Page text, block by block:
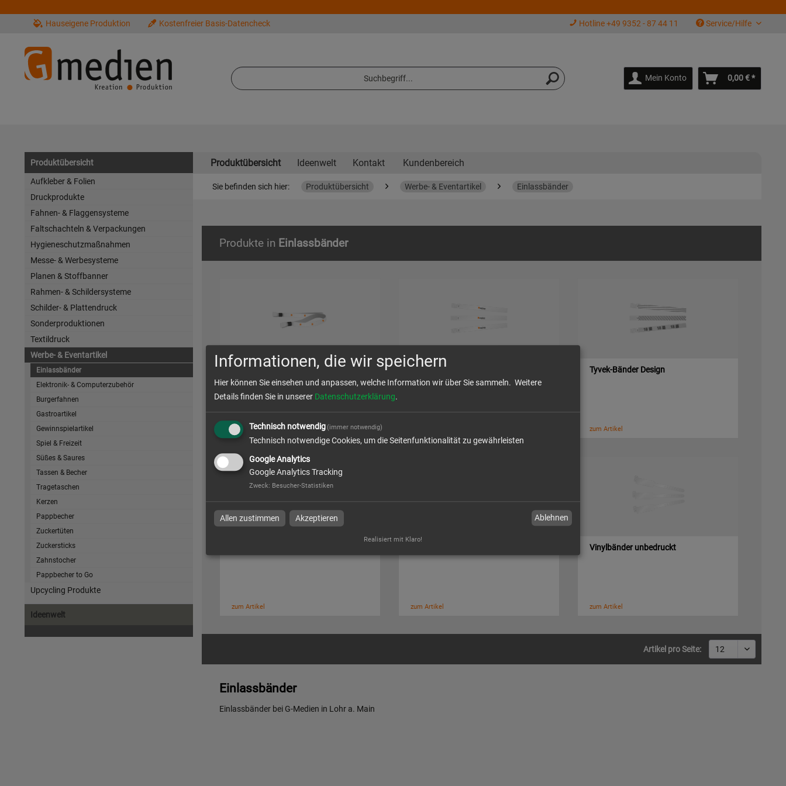
Hauseigene Produktion Kostenfreier Basis-Datencheck Hotline +49 9352 - 87 44 11 Service/Hilfe
Mein Konto 0,00 € *
Produktübersicht
Aufkleber & Folien
Druckprodukte
Fahnen- & Flaggensysteme
Faltschachteln & Verpackungen
Hygieneschutzmaßnahmen
Messe- & Werbesysteme
Planen & Stoffbanner
Rahmen- & Schildersysteme
Schilder- & Plattendruck
Sonderproduktionen
Textildruck
Werbe- & Eventartikel
Einlassbänder
Elektronik- & Computerzubehör
Burgerfahnen
Gastroartikel
Gewinnspielartikel
Spiel & Freizeit
Süßes & Saures
Tassen & Becher
Tragetaschen
Kerzen
Pappbecher
Zuckertüten
Zuckersticks
Zahnstocher
Pappbecher to Go
Upcycling Produkte
Ideenwelt
Produktübersicht Ideenwelt Kontakt Kundenbereich
Sie befinden sich hier: Produktübersicht Werbe- & Eventartikel Einlassbänder
Produkte in Einlassbänder
Stoffeinlassbänder
zum Artikel
Tyvek-Bänder bedruckt Tyvek-Bänder Design
zum Artikel
zum Artikel zum Artikel
Vinylbänder unbedruckt
zum Artikel
Artikel pro Seite:
Einlassbänder
Einlassbänder bei G-Medien in Lohr a. Main
Informationen, die wir speichern
Hier können Sie einsehen und anpassen, welche Information wir über Sie sammeln. Weitere
Details finden Sie in unserer Datenschutzerklärung.
Technisch notwendig(immer notwendig)
Technisch notwendige Cookies, um die Seitenfunktionalität zu gewährleisten
Google Analytics
Google Analytics Tracking
Zweck: Besucher-Statistiken
Allen zustimmen Akzeptieren Ablehnen
Realisiert mit Klaro!